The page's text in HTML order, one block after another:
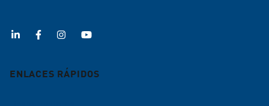
ENLACES RÁPIDOS